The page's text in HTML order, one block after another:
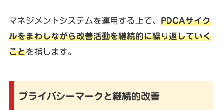
マネジメントシステムを運用する上で、 PDCAサイク
ルをまわしながら改善活動を継続的に繰り返していく
ことを指します。
プライバシーマークと継続的改善